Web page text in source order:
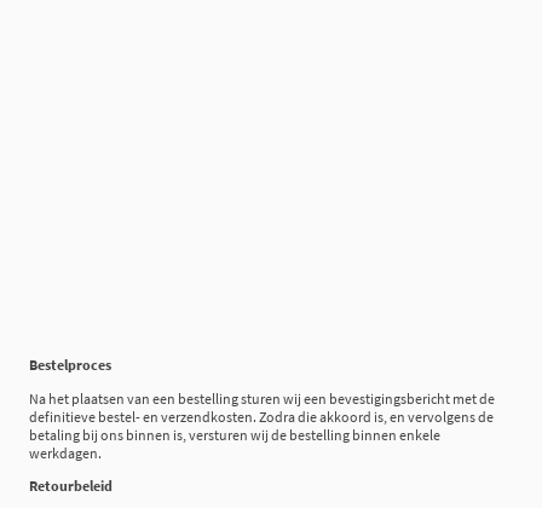
Bestelproces
Na het plaatsen van een bestelling sturen wij een bevestigingsbericht met de
definitieve bestel- en verzendkosten. Zodra die akkoord is, en vervolgens de
betaling bij ons binnen is, versturen wij de bestelling binnen enkele
werkdagen.
Retourbeleid